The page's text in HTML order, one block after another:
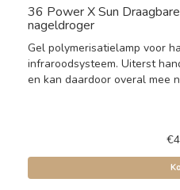
36 Power X Sun
nageldroger
Gel polymerisatielamp voor
infraroodsysteem. Uiterst
en kan daardoor overal mee